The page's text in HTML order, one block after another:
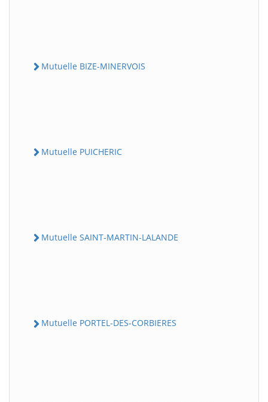
Mutuelle BIZE-MINERVOIS
Mutuelle PUICHERIC
Mutuelle SAINT-MARTIN-LALANDE
Mutuelle PORTEL-DES-CORBIERES